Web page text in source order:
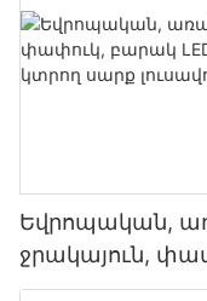
Եվրոպական,
ջրակայուն,